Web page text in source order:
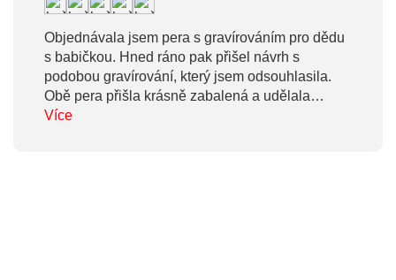
Objednávala jsem pera s gravírováním pro dědu
s babičkou. Hned ráno pak přišel návrh s
podobou gravírování, který jsem odsouhlasila.
Obě pera přišla krásně zabalená a udělala
radost. Moc hezká práce, děkuji Martině :)
Více